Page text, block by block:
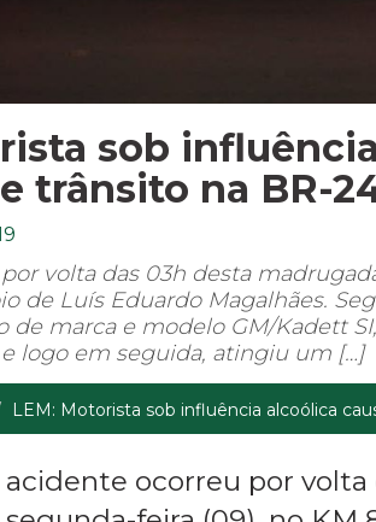
sob
trânsito na BR-
volta das 03h desta
de Luís Eduardo Magalhães.
marca e modelo GM/Kadett